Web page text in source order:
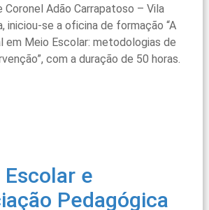
Coronel Adão Carrapatoso – Vila
iniciou-se a oficina de formação “A
em Meio Escolar: metodologias de
com a duração de 50 horas.
e
Pedagógica